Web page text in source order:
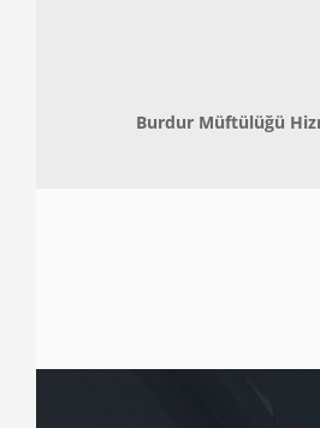
Burdur Müftülüğü